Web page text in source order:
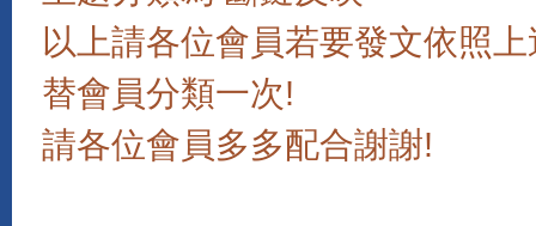
以上請各位會員若要發文依照
替會員分類一次!
請各位會員多多配合謝謝!